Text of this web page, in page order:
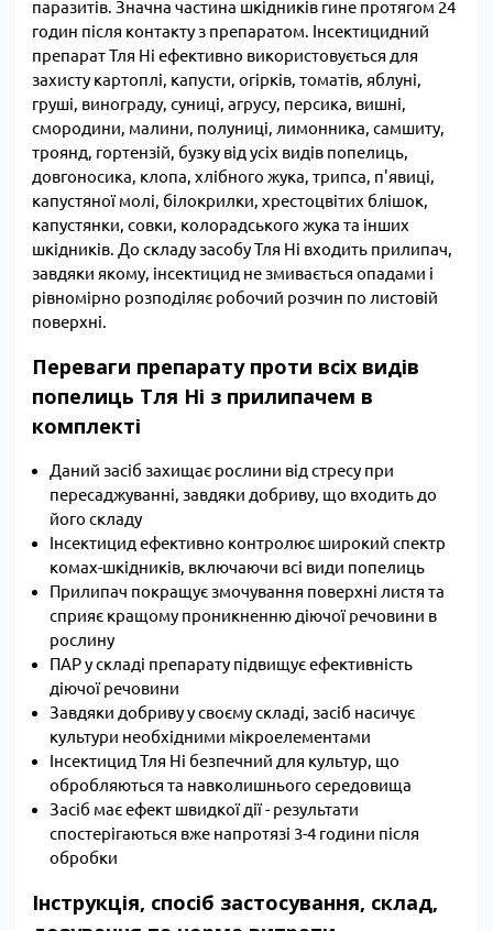
паразитів. Значна частина шкідників гине протягом 24
годин після контакту з препаратом. Інсектицидний
препарат Тля Ні ефективно використовується для
захисту картоплі, капусти, огірків, томатів, яблуні,
груші, винограду, суниці, агрусу, персика, вишні,
смородини, малини, полуниці, лимонника, самшиту,
троянд, гортензій, бузку від усіх видів попелиць,
довгоносика, клопа, хлібного жука, трипса, п'явиці,
капустяної молі, білокрилки, хрестоцвітих блішок,
капустянки, совки, колорадського жука та інших
шкідників. До складу засобу Тля Ні входить прилипач,
завдяки якому, інсектицид не змивається опадами і
рівномірно розподіляє робочий розчин по листовій
поверхні.
Переваги препарату проти всіх видів
попелиць Тля Ні з прилипачем в
комплекті
Даний засіб захищає рослини від стресу при
пересаджуванні, завдяки добриву, що входить до
його складу
Інсектицид ефективно контролює широкий спектр
комах-шкідників, включаючи всі види попелиць
Прилипач покращує змочування поверхні листя та
сприяє кращому проникненню діючої речовини в
рослину
ПАР у складі препарату підвищує ефективність
діючої речовини
Завдяки добриву у своєму складі, засіб насичує
культури необхідними мікроелементами
Інсектицид Тля Ні безпечний для культур, що
обробляються та навколишнього середовища
Засіб має ефект швидкої дії - результати
спостерігаються вже напротязі 3-4 години після
обробки
Інструкція, спосіб застосування, склад,